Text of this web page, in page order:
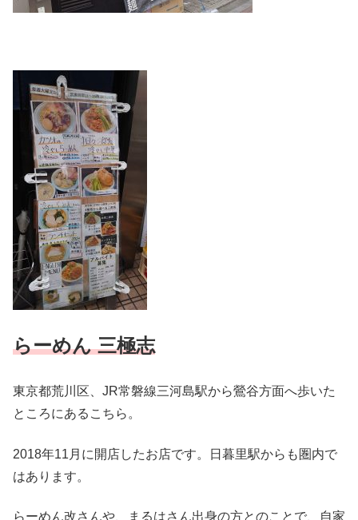
らーめん 三極志
東京都荒川区、JR常磐線三河島駅から鶯谷方面へ歩いた
ところにあるこちら。
2018年11月に開店したお店です。日暮里駅からも圏内で
はあります。
らーめん改さんや、まるはさん出身の方とのことで、自家